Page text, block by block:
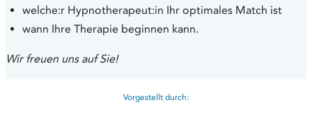
welche:r Hypnotherapeut:in Ihr optimales Match ist
wann Ihre Therapie beginnen kann.
Wir freuen uns auf Sie!
Vorgestellt durch: